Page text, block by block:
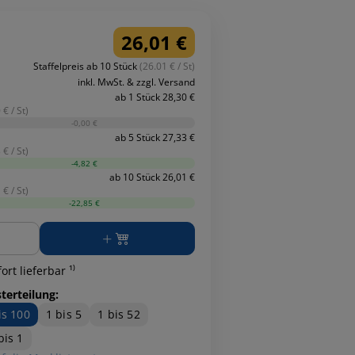
26,01 €
Staffelpreis ab 10 Stück(26.01 € / St)
inkl. MwSt. & zzgl. Versand
ab 1 Stück 28,30 €
/ St)
-0,00 €
ab 5 Stück 27,33 €
/ St)
-4,82 €
ab 10 Stück 26,01 €
/ St)
-22,85 €
lieferbar ¹⁾
100
1 bis 5
1 bis 52
1